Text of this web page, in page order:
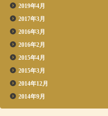
2019年4月
2017年3月
2016年3月
2016年2月
2015年4月
2015年3月
2014年12月
2014年9月